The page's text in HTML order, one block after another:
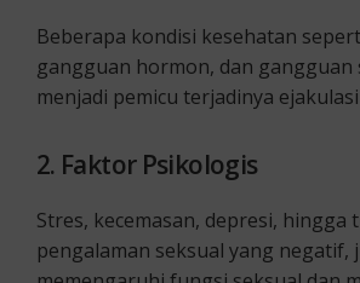
Beberapa kondisi kesehatan
gangguan hormon, dan gangguan
menjadi pemicu terjadinya
2. Faktor Psikologis
Stres, kecemasan, depresi, hingga
pengalaman seksual yang negatif,